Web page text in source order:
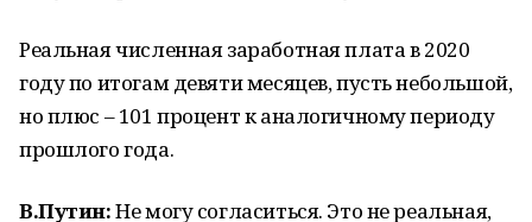
Реальная численная заработная плата в 2020
году по итогам девяти месяцев, пусть небольшой,
но плюс – 101 процент к аналогичному периоду
прошлого года.
В.Путин:Не могу согласиться. Это не реальная,